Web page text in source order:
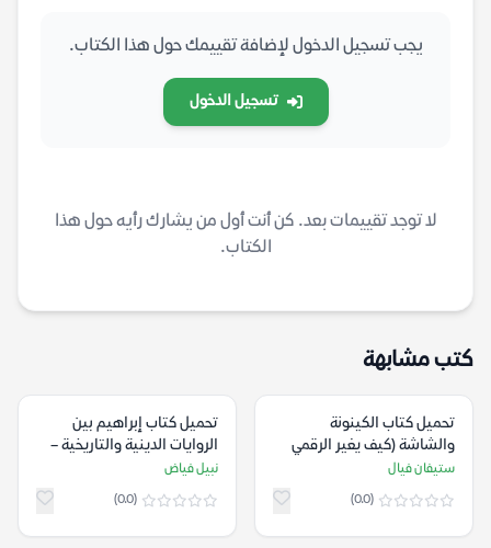
يجب تسجيل الدخول لإضافة تقييمك حول هذا الكتاب.
تسجيل الدخول
لا توجد تقييمات بعد. كن أنت أول من يشارك رأيه حول هذا
الكتاب.
كتب مشابهة
تحميل كتاب الكينونة
والشاشة (كيف يغير الرقمي
الإدراك) – ستيفان فيال
ستيفان فيال
(0.0)
تحميل كتاب إبراهيم بين
الروايات الدينية والتاريخية –
نبيل فياض
نبيل فياض
(0.0)